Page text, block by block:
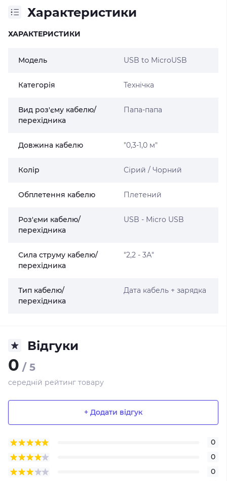
Характеристики
ХАРАКТЕРИСТИКИ
Модель USB to MicroUSB
Категорія Технічка
Вид роз'єму кабелю/
перехідника
Папа-папа
Довжина кабелю "0,3-1,0 м"
Колір Сірий / Чорний
Обплетення кабелю Плетений
Роз'єми кабелю/
перехідника
USB - Micro USB
Сила струму кабелю/
перехідника
"2,2 - 3А"
Тип кабелю/
перехідника
Дата кабель + зарядка
Відгуки
0 / 5
середній рейтинг товару
+ Додати відгук
0
0
0